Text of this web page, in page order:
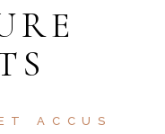
ACCUS